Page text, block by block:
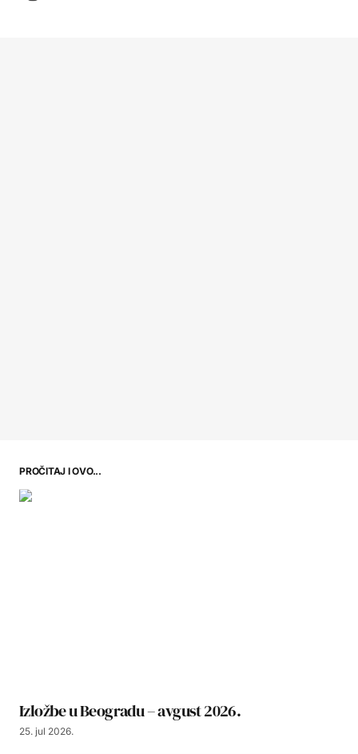
PROČITAJ I OVO...
Izložbe u Beogradu – avgust 2026.
25. jul 2026.